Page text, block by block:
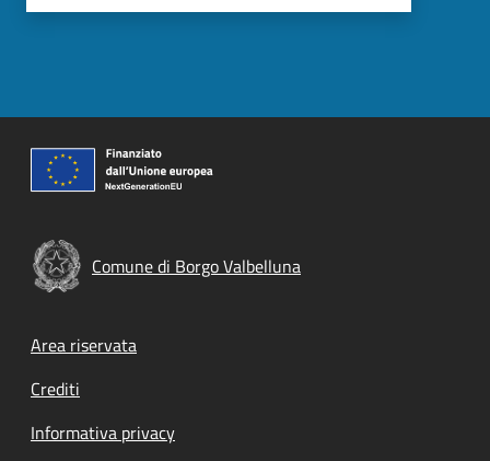
Comune di Borgo Valbelluna
Footer menu
Area riservata
Crediti
Informativa privacy